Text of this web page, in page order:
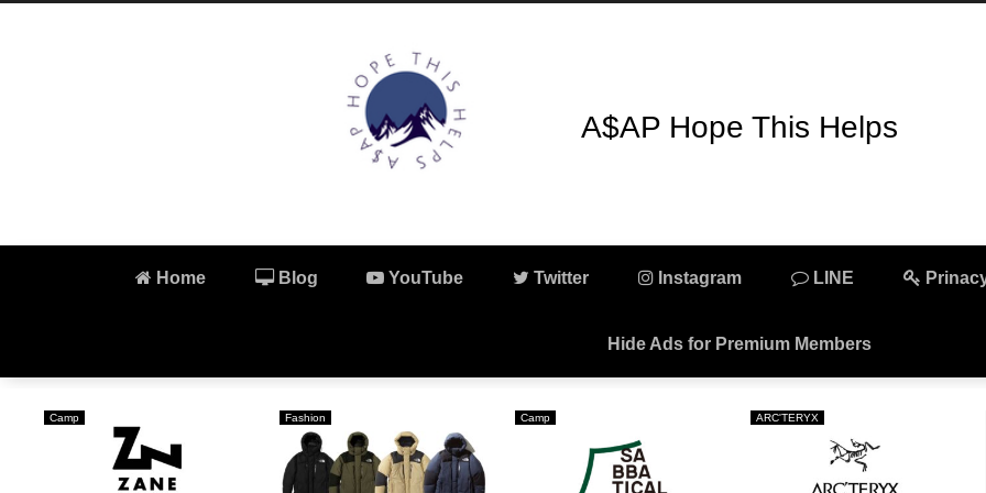
A$AP Hope This Helps
Home Blog YouTube Twitter Instagram LINE
Hide Ads for Premium Members
Camp Fashion Camp ARC'TERYX